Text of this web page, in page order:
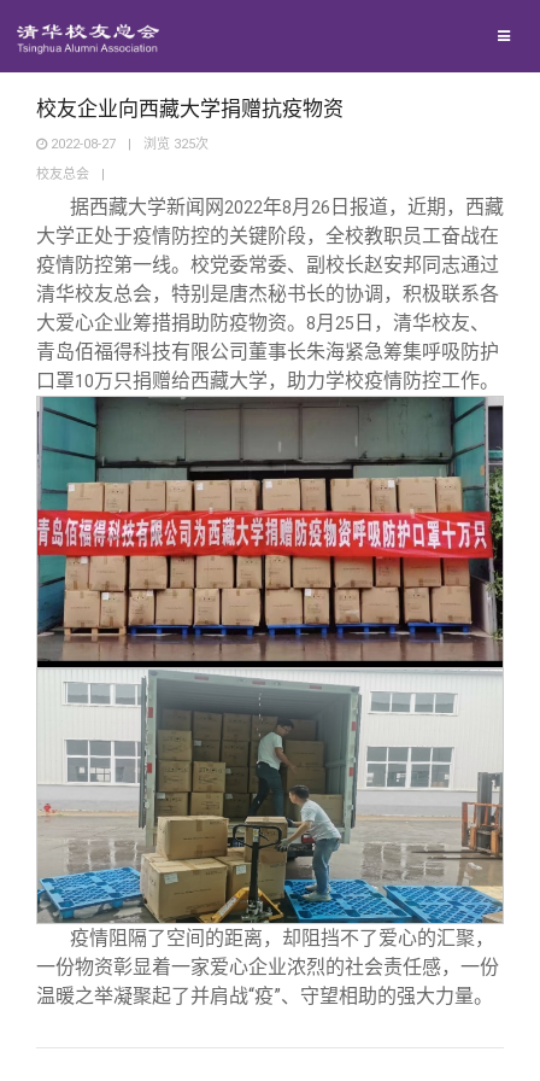
地区联络
院系校友工作
专业委员会
兴趣群体
西南联大校友会
回馈母校
捐赠新闻
捐赠纪事
捐赠方法
义工计划
《清华校友通讯》
《水木清华》
我要订阅
新媒体平台
百年清华
清华人物
清华故事
青春风采
校友文苑
校友讲坛
校友视界
校友服务
终身学习
信息化服务
三创大赛
实用信息
校友总会
总会简介
会长致辞
总会章程
理事会名单
制度法规
联系我们
关闭
校友企业向西藏大学捐赠抗疫物资
2022-08-27 | 浏览 325次
校友总会
|
据西藏大学新闻网2022年8月 26 日报道，近期，西藏
大学正处于疫情防控的关键阶段，全校教职员工奋战在
疫情防控第一线。校党委常委、副校长赵安邦同志通过
清华校友总会，特别是唐杰秘书长的协调，积极联系各
大爱心企业筹措捐助防疫物资。 8月 25 日，清华校友、
青岛佰福得科技有限公司董事长朱海紧急筹集呼吸防护
口罩10万只捐赠给西藏大学，助力学校疫情防控工作。
疫情阻隔了空间的距离，却阻挡不了爱心的汇聚，
一份物资彰显着一家爱心企业浓烈的社会责任感，一份
温暖之举凝聚起了并肩战“疫”、守望相助的强大力量。